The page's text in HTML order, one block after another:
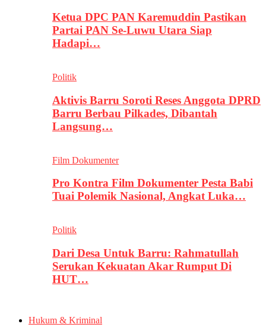
Ketua DPC PAN Karemuddin Pastikan
Partai PAN Se-Luwu Utara Siap
Hadapi…
Politik
Aktivis Barru Soroti Reses Anggota DPRD
Barru Berbau Pilkades, Dibantah
Langsung…
Film Dokumenter
Pro Kontra Film Dokumenter Pesta Babi
Tuai Polemik Nasional, Angkat Luka…
Politik
Dari Desa Untuk Barru: Rahmatullah
Serukan Kekuatan Akar Rumput Di
HUT…
Hukum & Kriminal